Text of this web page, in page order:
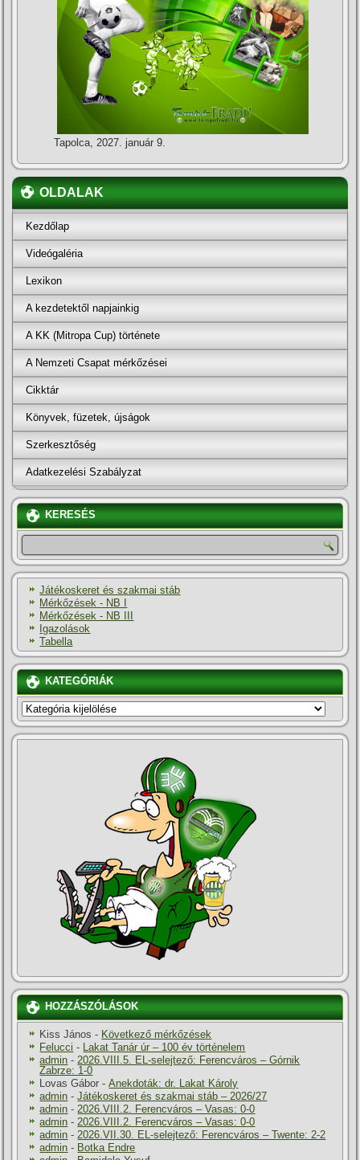
Tapolca, 2027. január 9.
OLDALAK
Kezdőlap
Videógaléria
Lexikon
A kezdetektől napjainkig
A KK (Mitropa Cup) története
A Nemzeti Csapat mérkőzései
Cikktár
Könyvek, füzetek, újságok
Szerkesztőség
Adatkezelési Szabályzat
KERESÉS
Játékoskeret és szakmai stáb
Mérkőzések - NB I
Mérkőzések - NB III
Igazolások
Tabella
KATEGÓRIÁK
KATEGÓRIÁK
HOZZÁSZÓLÁSOK
Kiss János - Következő mérkőzések
Felucci - Lakat Tanár úr – 100 év történelem
admin -2026.VIII.5. EL-selejtező: Ferencváros – Górnik
Zabrze: 1-0
Lovas Gábor -Anekdoták: dr. Lakat Károly
admin -Játékoskeret és szakmai stáb – 2026/27
admin -2026.VIII.2. Ferencváros – Vasas: 0-0
admin -2026.VIII.2. Ferencváros – Vasas: 0-0
admin -2026.VII.30. EL-selejtező: Ferencváros – Twente: 2-2
admin - Botka Endre